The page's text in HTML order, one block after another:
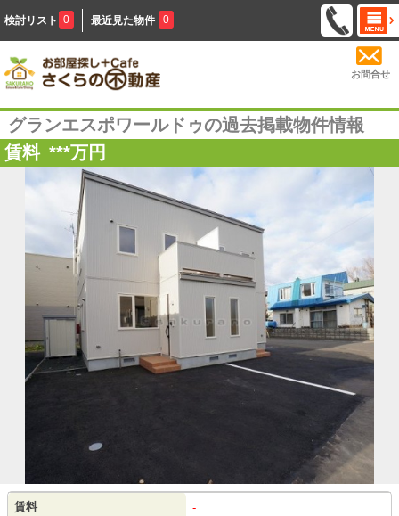
検討リスト 0 最近見た物件 0
お問合せ
グランエスポワールドゥの過去掲載物件情報
賃料 ***万円
賃料 -